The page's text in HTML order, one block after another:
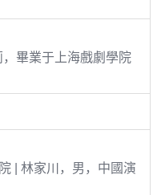
畢業于上海戲劇學院
| 林家川，男，中國演